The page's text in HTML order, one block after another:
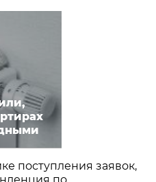
поступления заявок,